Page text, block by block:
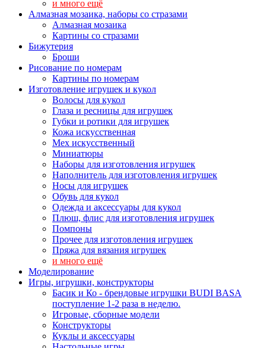
и много ещё
Алмазная мозаика, наборы со стразами
Алмазная мозаика
Картины co стразами
Бижутерия
Броши
Рисование по номерам
Картины по номерам
Изготовление игрушек и кукол
Волосы для кукол
Глаза и ресницы для игрушек
Губки и ротики для игрушек
Кожа искусственная
Мех искусственный
Миниатюры
Наборы для изготовления игрушек
Наполнитель для изготовления игрушек
Носы для игрушек
Обувь для кукол
Одежда и аксессуары для кукол
Плюш, флис для изготовления игрушек
Помпоны
Прочее для изготовления игрушек
Пряжа для вязания игрушек
и много ещё
Моделирование
Игры, игрушки, конструкторы
Басик и Ко - брендовые игрушки BUDI BASA
поступление 1-2 раза в неделю.
Игровые, сборные модели
Конструкторы
Куклы и аксессуары